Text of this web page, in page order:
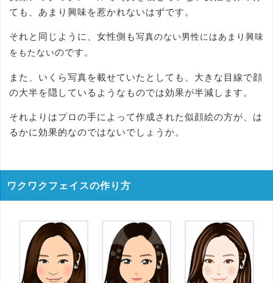
ても、あまり興味を惹かれないはずです。
それと同じように、女性側も写真のない男性にはあまり興味
をもたないのです。
また、いくら写真を載せていたとしても、大きな目線で顔
の大半を隠しているようなものでは効果が半減します。
それよりはプロの手によって作成された似顔絵の方が、は
るかに効果的なのではないでしょうか。
ワクワクフェイスの作り方